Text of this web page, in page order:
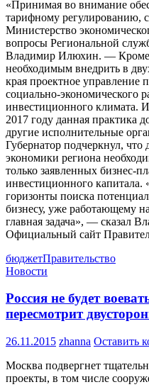
«Принимая во внимание
тарифному регулированию,
Министерство
вопросы Региональной
Владимир Илюхин. — Кроме
необходимым внедрить в
края проектное управление
социально-экономического
инвестиционного климата.
2017 году данная практика
другие исполнительные
Губернатор подчеркнул, что
экономики региона
только заявленных бизнес-
инвестиционного
горизонты поиска
бизнесу, уже работающему
главная задача», — сказал
Официальный сайт
бюджетПравительство
Новости
Россия не будет
пересмотрит
26.11.2015 zhanna Оставить
Москва подвергнет
проекты, в том числе